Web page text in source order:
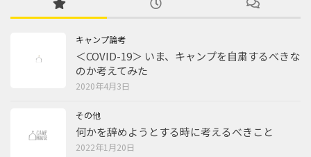
キャンプ論考
＜COVID-19＞ いま、キャンプを自粛するべきな
のか考えてみた
2020年4月3日
その他
何かを辞めようとする時に考えるべきこと
2022年1月20日